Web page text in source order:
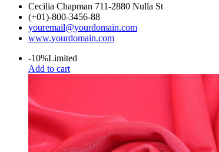
Cecilia Chapman 711-2880 Nulla St
(+01)-800-3456-88
youremail@yourdomain.com
www.yourdomain.com
-10%Limited
Add to cart